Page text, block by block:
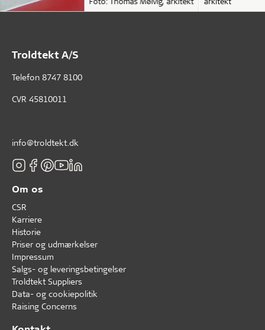
Troldtekt A/S
Telefon 8747 8100
CVR 45810011
info@troldtekt.dk
Om os
CSR
Karriere
Historie
Priser og udmærkelser
Impressum
Salgs- og leveringsbetingelser
Troldtekt Suppliers
Data- og cookiepolitik
Raising Concerns